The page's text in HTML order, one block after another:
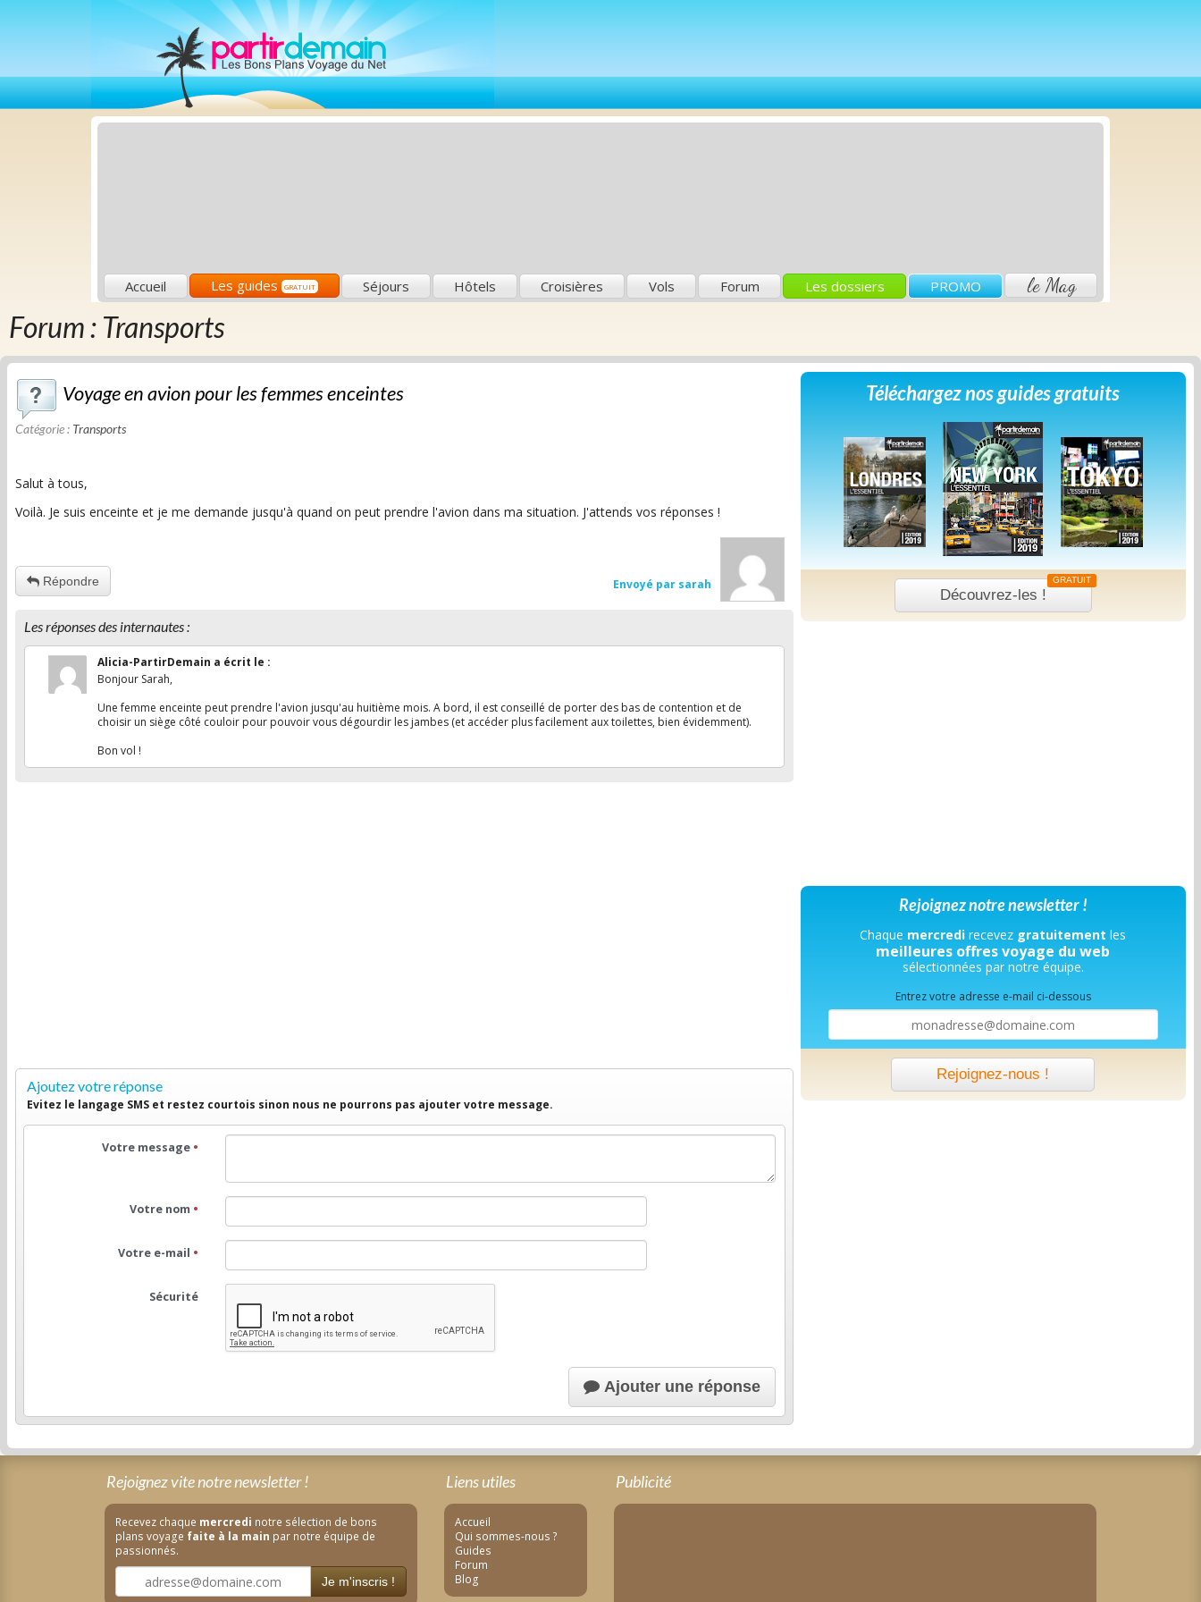
Accueil Les guides GRATUIT Séjours Hôtels Croisières Vols Forum Les dossiers PROMO le Mag
Forum : Transports
Voyage en avion pour les femmes enceintes
Catégorie : Transports
Salut à tous,
Voilà. Je suis enceinte et je me demande jusqu'à quand on peut prendre l'avion dans ma situation. J'attends vos réponses !
Envoyé par sarah
Répondre
Les réponses des internautes :
Alicia-PartirDemain a écrit le :
Bonjour Sarah,
Une femme enceinte peut prendre l'avion jusqu'au huitième mois. A bord, il est conseillé de porter des bas de contention et de
choisir un siège côté couloir pour pouvoir vous dégourdir les jambes (et accéder plus facilement aux toilettes, bien évidemment).
Bon vol !
Ajoutez votre réponse
Evitez le langage SMS et restez courtois sinon nous ne pourrons pas ajouter votre message.
Votre message •
Votre nom •
Votre e-mail •
Sécurité
Ajouter une réponse
Téléchargez nos guides gratuits
Découvrez-les !
GRATUIT
Rejoignez notre newsletter !
Chaque mercredi recevez gratuitement les
meilleures offres voyage du web
sélectionnées par notre équipe.
Entrez votre adresse e-mail ci-dessous
Rejoignez-nous !
Rejoignez vite notre newsletter !
Recevez chaque mercredi notre sélection de bons
plans voyage faite à la main par notre équipe de
passionnés.
Je m'inscris !
Liens utiles
Accueil
Qui sommes-nous ?
Guides
Forum
Blog
Publicité